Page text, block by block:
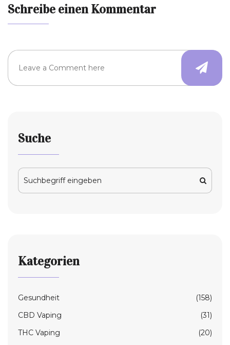
Schreibe einen Kommentar
Suche
Kategorien
Gesundheit
(158)
CBD Vaping
(31)
THC Vaping
(20)